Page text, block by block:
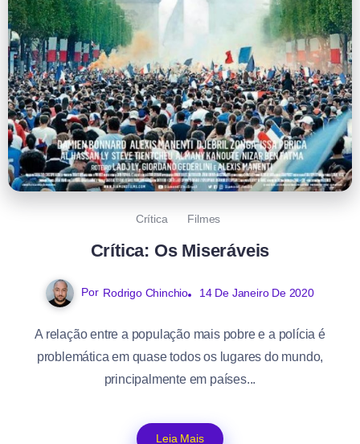
Crítica Filmes
Crítica: Os Miseráveis
Por Rodrigo Chinchio 14 De Janeiro De 2020
A relação entre a população mais pobre e a polícia é
problemática em quase todos os lugares do mundo,
principalmente em países...
Leia Mais